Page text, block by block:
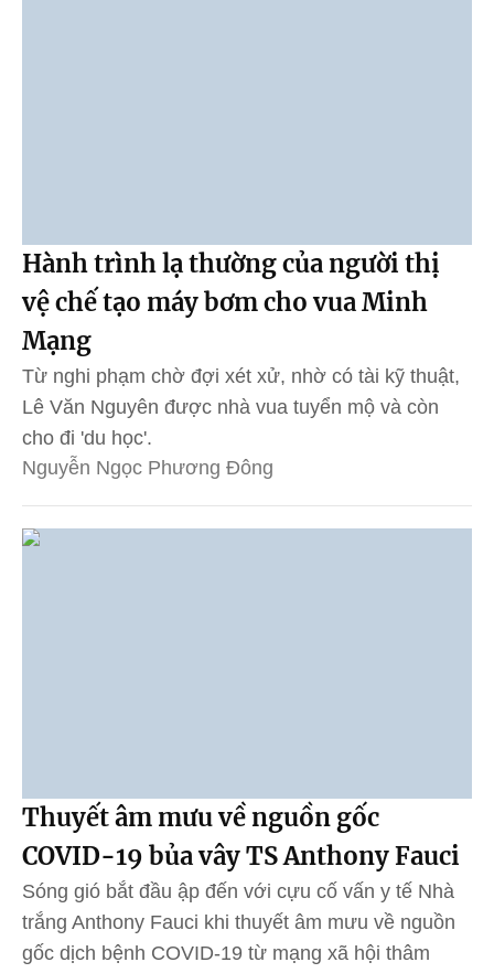
Hành trình lạ thường của người thị
vệ chế tạo máy bơm cho vua Minh
Mạng
Từ nghi phạm chờ đợi xét xử, nhờ có tài kỹ thuật,
Lê Văn Nguyên được nhà vua tuyển mộ và còn
cho đi 'du học'.
Nguyễn Ngọc Phương Đông
Thuyết âm mưu về nguồn gốc
COVID-19 bủa vây TS Anthony Fauci
Sóng gió bắt đầu ập đến với cựu cố vấn y tế Nhà
trắng Anthony Fauci khi thuyết âm mưu về nguồn
gốc dịch bệnh COVID-19 từ mạng xã hội thâm